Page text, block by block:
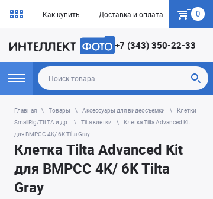
Как купить Доставка и оплата Гарантия
0
+7 (343) 350-22-33
Главная Товары Аксессуары для видеосъемки
Клетки
SmallRig/TILTA и др.
Tilta клетки
Клетка Tilta Advanced Kit
для BMPCC 4K/ 6K Tilta Gray
Клетка Tilta Advanced Kit
для BMPCC 4K/ 6K Tilta
Gray